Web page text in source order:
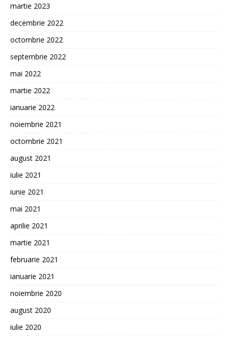
martie 2023
decembrie 2022
octombrie 2022
septembrie 2022
mai 2022
martie 2022
ianuarie 2022
noiembrie 2021
octombrie 2021
august 2021
iulie 2021
iunie 2021
mai 2021
aprilie 2021
martie 2021
februarie 2021
ianuarie 2021
noiembrie 2020
august 2020
iulie 2020